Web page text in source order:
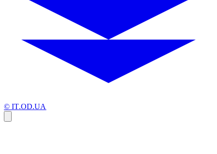
© IT.OD.UA